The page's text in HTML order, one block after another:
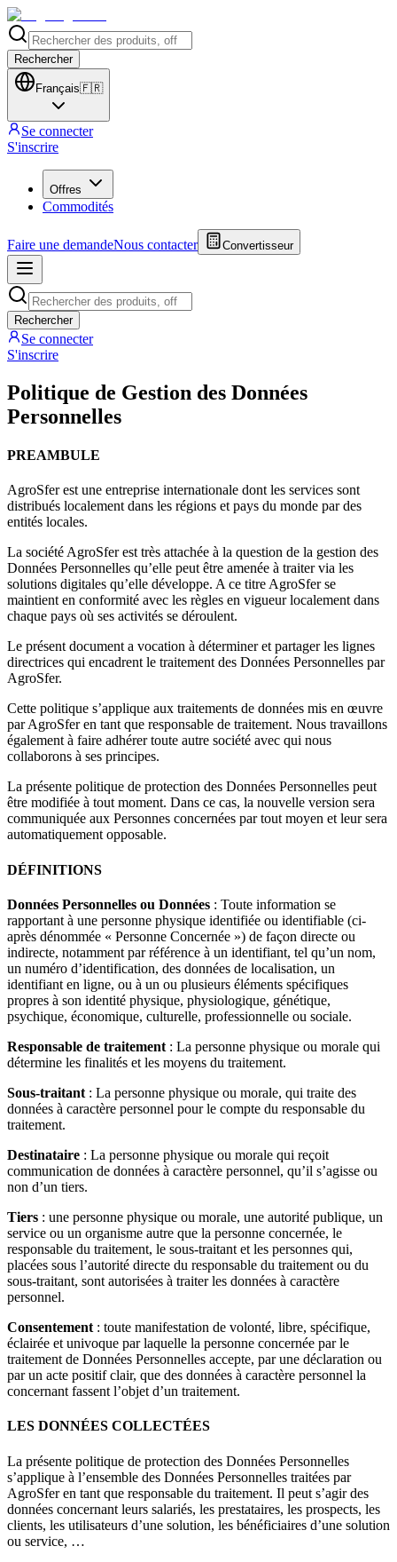
Rechercher
Français🇫🇷
Se connecter
S'inscrire
Offres
Commodités
Faire une demandeNous contacter Convertisseur
Rechercher
Se connecter
S'inscrire
Politique de Gestion des Données
Personnelles
PREAMBULE
AgroSfer est une entreprise internationale dont les services sont
distribués localement dans les régions et pays du monde par des
entités locales.
La société AgroSfer est très attachée à la question de la gestion des
Données Personnelles qu’elle peut être amenée à traiter via les
solutions digitales qu’elle développe. A ce titre AgroSfer se
maintient en conformité avec les règles en vigueur localement dans
chaque pays où ses activités se déroulent.
Le présent document a vocation à déterminer et partager les lignes
directrices qui encadrent le traitement des Données Personnelles par
AgroSfer.
Cette politique s’applique aux traitements de données mis en œuvre
par AgroSfer en tant que responsable de traitement. Nous travaillons
également à faire adhérer toute autre société avec qui nous
collaborons à ses principes.
La présente politique de protection des Données Personnelles peut
être modifiée à tout moment. Dans ce cas, la nouvelle version sera
communiquée aux Personnes concernées par tout moyen et leur sera
automatiquement opposable.
DÉFINITIONS
Données Personnelles ou Données : Toute information se
rapportant à une personne physique identifiée ou identifiable (ci-
après dénommée « Personne Concernée ») de façon directe ou
indirecte, notamment par référence à un identifiant, tel qu’un nom,
un numéro d’identification, des données de localisation, un
identifiant en ligne, ou à un ou plusieurs éléments spécifiques
propres à son identité physique, physiologique, génétique,
psychique, économique, culturelle, professionnelle ou sociale.
Responsable de traitement : La personne physique ou morale qui
détermine les finalités et les moyens du traitement.
Sous-traitant : La personne physique ou morale, qui traite des
données à caractère personnel pour le compte du responsable du
traitement.
Destinataire : La personne physique ou morale qui reçoit
communication de données à caractère personnel, qu’il s’agisse ou
non d’un tiers.
Tiers : une personne physique ou morale, une autorité publique, un
service ou un organisme autre que la personne concernée, le
responsable du traitement, le sous-traitant et les personnes qui,
placées sous l’autorité directe du responsable du traitement ou du
sous-traitant, sont autorisées à traiter les données à caractère
personnel.
Consentement : toute manifestation de volonté, libre, spécifique,
éclairée et univoque par laquelle la personne concernée par le
traitement de Données Personnelles accepte, par une déclaration ou
par un acte positif clair, que des données à caractère personnel la
concernant fassent l’objet d’un traitement.
LES DONNÉES COLLECTÉES
La présente politique de protection des Données Personnelles
s’applique à l’ensemble des Données Personnelles traitées par
AgroSfer en tant que responsable du traitement. Il peut s’agir des
données concernant leurs salariés, les prestataires, les prospects, les
clients, les utilisateurs d’une solution, les bénéficiaires d’une solution
ou service, …